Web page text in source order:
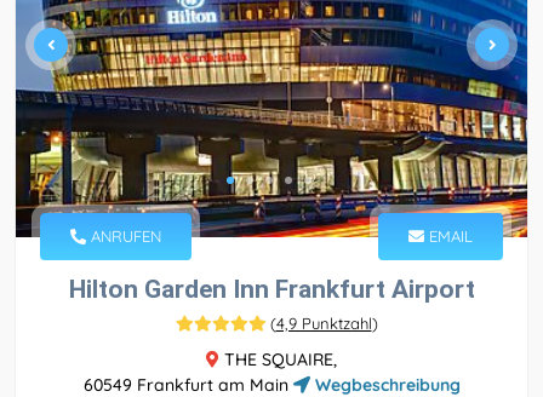
ANRUFEN EMAIL
Hilton Garden Inn Frankfurt Airport
(4,9 Punktzahl)
THE SQUAIRE,
60549 Frankfurt am Main
Wegbeschreibung